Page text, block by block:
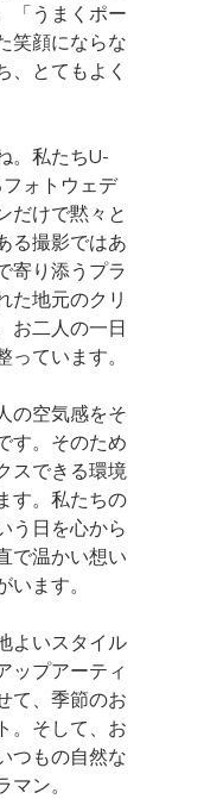
「うまくポー
笑顔にならな
、とてもよく
。私たちU-
ォトウェデ
だけで黙々と
る撮影ではあ
寄り添うプラ
た地元のクリ
お二人の一日
ています。
の空気感をそ
す。そのため
スできる環境
す。私たちの
う日を心から
で温かい想い
ます。
よいスタイル
ップアーティ
て、季節のお
。そして、お
つもの自然な
ン。